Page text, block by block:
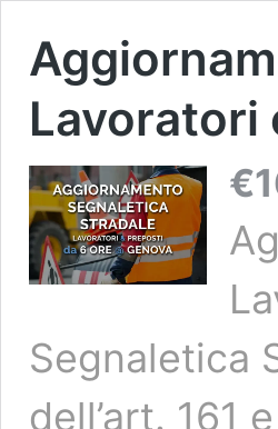
Lavoratori
€
Segnaletica
dell’art. 161